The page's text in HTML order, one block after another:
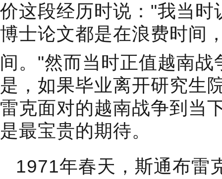
价这段经历时说："我当
博士论文都是在浪费时间
间。"然而当时正值越南战
是，如果毕业离开研究生
雷克面对的越南战争到当
是最宝贵的期待。
1971年春天，斯通布雷